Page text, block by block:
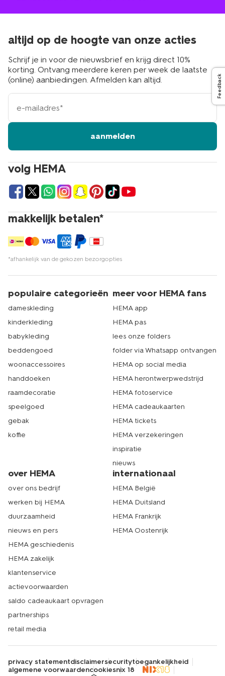
volg HEMA
makkelijk betalen*
*afhankelijk van de gekozen bezorgopties
altijd op de hoogte van onze acties
Schrijf je in voor de nieuwsbrief en krijg direct 10%
korting. Ontvang meerdere keren per week de laatste
(online) aanbiedingen. Afmelden kan altijd.
e-
mailadres
aanmelden
populaire categorieën
dameskleding
kinderkleding
babykleding
beddengoed
woonaccessoires
handdoeken
raamdecoratie
speelgoed
gebak
koffie
meer voor HEMA fans
HEMA app
HEMA pas
lees onze folders
folder via Whatsapp ontvangen
HEMA op social media
HEMA herontwerpwedstrijd
HEMA fotoservice
HEMA cadeaukaarten
HEMA tickets
HEMA verzekeringen
inspiratie
nieuws
over HEMA
over ons bedrijf
werken bij HEMA
duurzaamheid
nieuws en pers
HEMA geschiedenis
HEMA zakelijk
klantenservice
actievoorwaarden
saldo cadeaukaart opvragen
partnerships
retail media
internationaal
HEMA België
HEMA Duitsland
HEMA Frankrijk
HEMA Oostenrijk
privacy statementdisclaimersecuritytoegankelijkheid
algemene voorwaardencookiesnix 18
Feedback